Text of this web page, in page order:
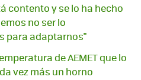
contento y se lo ha hecho
no ser lo
para adaptarnos"
de AEMET que lo
vez más un horno